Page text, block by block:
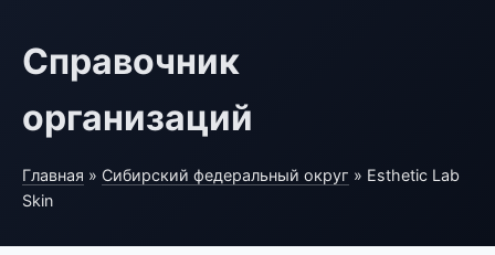
Справочник
организаций
Главная » Сибирский федеральный округ » Esthetic Lab
Skin